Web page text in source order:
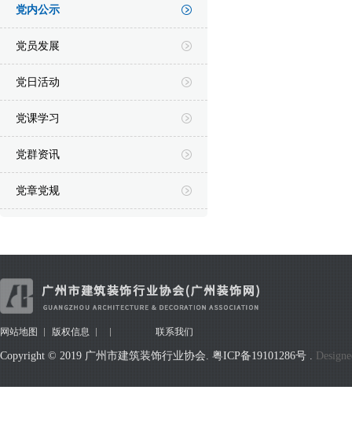
党内公示
党员发展
党日活动
党课学习
党群资讯
党章党规
网站地图 版权信息 联系我们
Copyright © 2019 广州市建筑装饰行业协会. 粤ICP备19101286号